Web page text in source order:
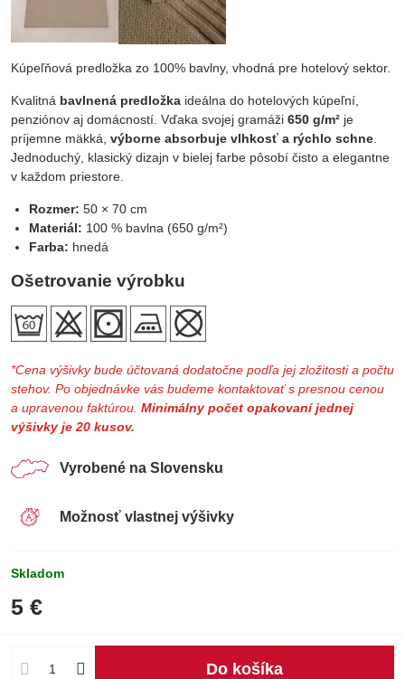
Kúpeľňová predložka zo 100% bavlny, vhodná pre hotelový sektor.
Kvalitná bavlnená predložka ideálna do hotelových kúpeľní,
penziónov aj domácností. Vďaka svojej gramáži 650 g/m² je
príjemne mäkká, výborne absorbuje vlhkosť a rýchlo schne
Jednoduchý, klasický dizajn v bielej farbe pôsobí čisto a elegantne
v každom priestore.
Rozmer: 50 × 70 cm
Materiál: 100 % bavlna (650 g/m²)
Farba: hnedá
Ošetrovanie výrobku
*Cena výšivky bude účtovaná dodatočne podľa jej zložitosti a počtu
stehov. Po objednávke vás budeme kontaktovať s presnou cenou
a upravenou faktúrou. Minimálny počet opakovaní jednej
výšivky je 20 kusov.
Vyrobené na Slovensku
Možnosť vlastnej výšivky
Skladom
5 €
Do košíka